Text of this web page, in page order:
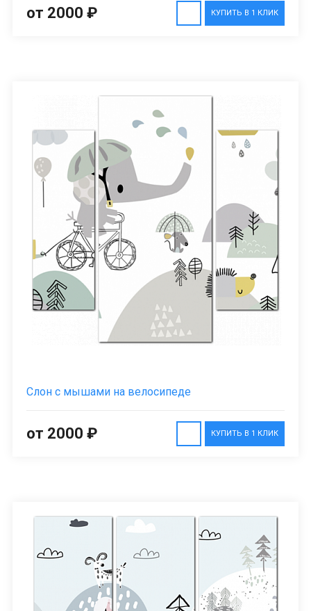
КУПИТЬ В 1 КЛИК
от 2000 ₽
Слон с мышами на велосипеде
КУПИТЬ В 1 КЛИК
от 2000 ₽